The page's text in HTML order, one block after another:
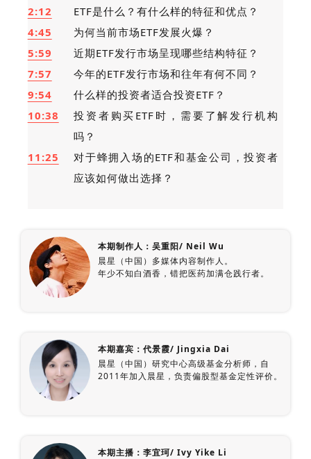
2:12
ETF是什么？有什么样的特征和优点？
4:45
为何当前市场ETF发展火爆？
5:59
近期ETF发行市场呈现哪些结构特征？
7:57
今年的ETF发行市场和往年有何不同？
9:54
什么样的投资者适合投资ETF？
10:38
投资者购买ETF时，需要了解发行机构
吗？
11:25
对于蜂拥入场的ETF和基金公司，投资者
应该如何做出选择？
本期制作人：吴重阳/ Neil Wu
晨星（中国）多媒体内容制作人。
年少不知白酒香，错把医药加满仓践行者。
本期嘉宾：代景霞/ Jingxia Dai
晨星（中国）研究中心高级基金分析师，自
2011年加入晨星，负责偏股型基金定性评价。
本期主播：李宜珂/ Ivy Yike Li